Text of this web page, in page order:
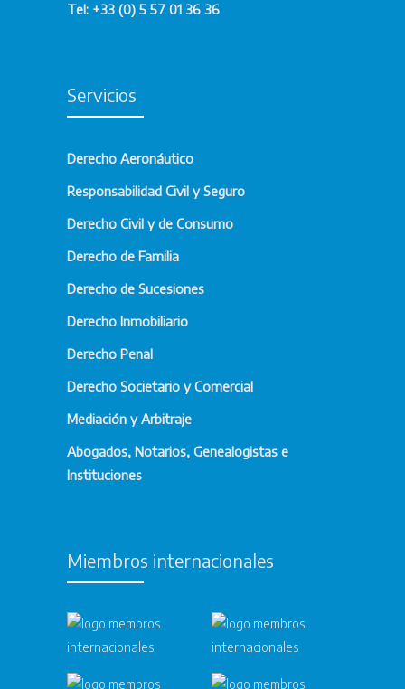
Tel: +33 (0) 5 57 01 36 36
Servicios
Derecho Aeronáutico
Responsabilidad Civil y Seguro
Derecho Civil y de Consumo
Derecho de Familia
Derecho de Sucesiones
Derecho Inmobiliario
Derecho Penal
Derecho Societario y Comercial
Mediación y Arbitraje
Abogados, Notarios, Genealogistas e
Instituciones
Miembros internacionales